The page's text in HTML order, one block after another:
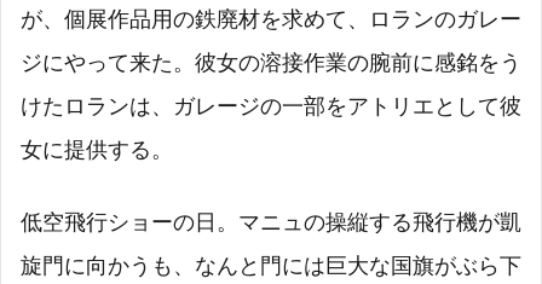
が、個展作品用の鉄廃材を求めて、ロランのガレー
ジにやって来た。彼女の溶接作業の腕前に感銘をう
けたロランは、ガレージの一部をアトリエとして彼
女に提供する。
低空飛行ショーの日。マニュの操縦する飛行機が凱
旋門に向かうも、なんと門には巨大な国旗がぶら下